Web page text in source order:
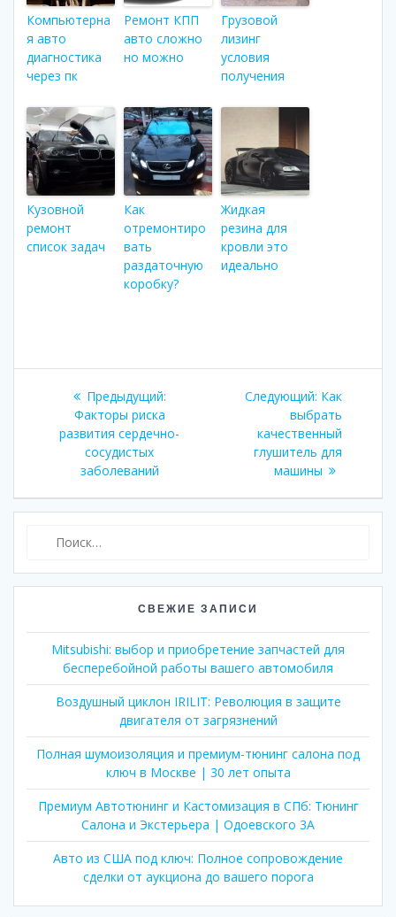
Компьютерна
я авто
диагностика
через пк
Ремонт КПП
авто сложно
но можно
Грузовой
лизинг
условия
получения
Кузовной
ремонт
список задач
Как
отремонтиро
вать
раздаточную
коробку?
Жидкая
резина для
кровли это
идеально
Навигация
записям
Предыдущий:
Факторы риска
развития сердечно-
сосудистых
заболеваний
Следующий: Следующая
запись:
Как
выбрать
качественный
глушитель для
машины
СВЕЖИЕ ЗАПИСИ
Mitsubishi: выбор и приобретение запчастей для
бесперебойной работы вашего автомобиля
Воздушный циклон IRILIT: Революция в защите
двигателя от загрязнений
Полная шумоизоляция и премиум-тюнинг салона под
ключ в Москве | 30 лет опыта
Премиум Автотюнинг и Кастомизация в СПб: Тюнинг
Салона и Экстерьера | Одоевского 3А
Авто из США под ключ: Полное сопровождение
сделки от аукциона до вашего порога